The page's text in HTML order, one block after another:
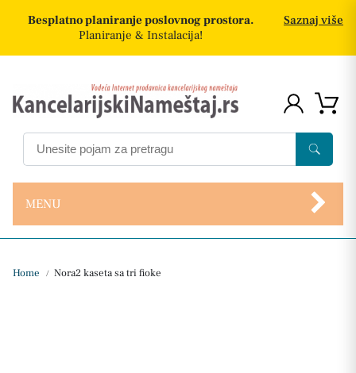
Besplatno planiranje poslovnog prostora.
Planiranje & Instalacija!
Saznaj više
MENU
Home / Nora2 kaseta sa tri fioke